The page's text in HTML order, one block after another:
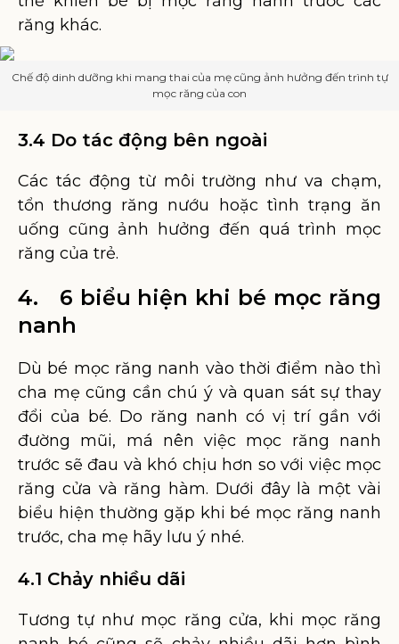
răng khác.
Chế độ dinh dưỡng khi mang thai của mẹ cũng ảnh hưởng đến trình tự
mọc răng của con
3.4 Do tác động bên ngoài
Các tác động từ môi trường như va chạm,
tổn thương răng nướu hoặc tình trạng ăn
uống cũng ảnh hưởng đến quá trình mọc
răng của trẻ.
4. 6 biểu hiện khi bé mọc răng
nanh
Dù bé mọc răng nanh vào thời điểm nào thì
cha mẹ cũng cần chú ý và quan sát sự thay
đổi của bé. Do răng nanh có vị trí gần với
đường mũi, má nên việc mọc răng nanh
trước sẽ đau và khó chịu hơn so với việc mọc
răng cửa và răng hàm. Dưới đây là một vài
biểu hiện thường gặp khi bé mọc răng nanh
trước, cha mẹ hãy lưu ý nhé.
4.1 Chảy nhiều dãi
Tương tự như mọc răng cửa, khi mọc răng